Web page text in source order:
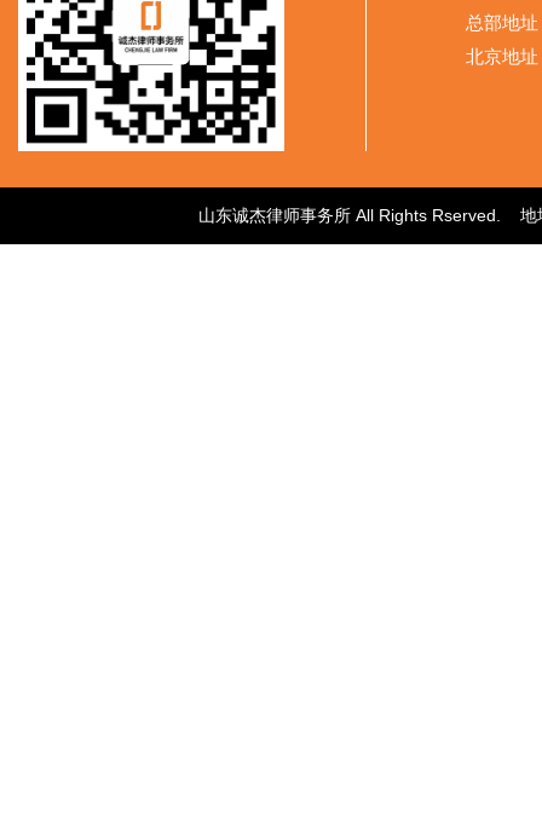
总部地
北京地
山东诚杰律师事务所 All Rights Rserved.